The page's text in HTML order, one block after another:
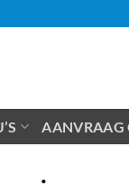
AANVRAAG